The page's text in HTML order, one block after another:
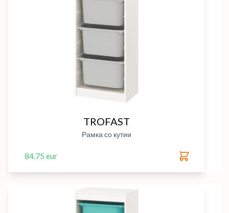
TROFAST
Рамка со кутии
84.75 eur